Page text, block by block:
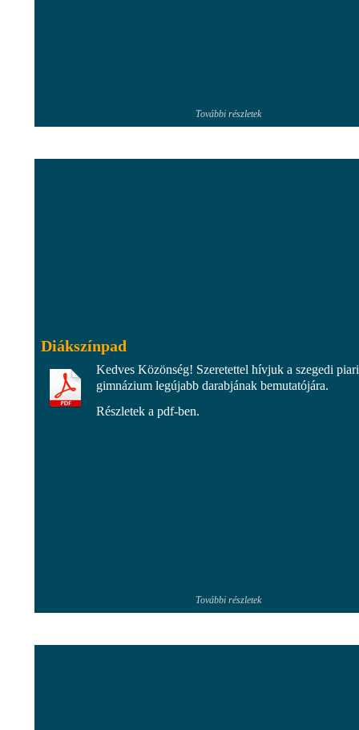
További részletek
Diákszínpad
Kedves Közönség! Szeretettel hívjuk a szegedi
gimnázium legújabb darabjának bemutatójára.
Részletek a pdf-ben.
További részletek